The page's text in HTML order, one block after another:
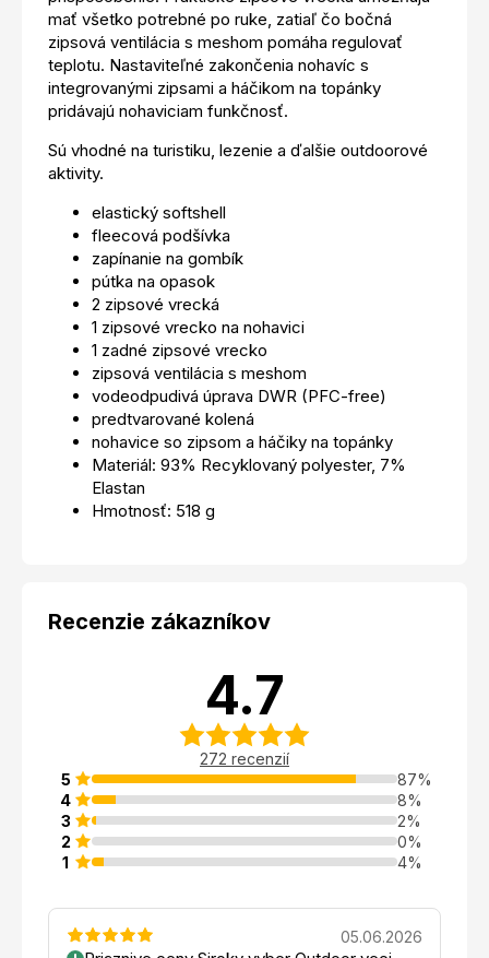
mať všetko potrebné po ruke, zatiaľ čo bočná
zipsová ventilácia s meshom pomáha regulovať
teplotu. Nastaviteľné zakončenia nohavíc s
integrovanými zipsami a háčikom na topánky
pridávajú nohaviciam funkčnosť.
Sú vhodné na turistiku, lezenie a ďalšie outdoorové
aktivity.
elastický softshell
fleecová podšívka
zapínanie na gombík
pútka na opasok
2 zipsové vrecká
1 zipsové vrecko na nohavici
1 zadné zipsové vrecko
zipsová ventilácia s meshom
vodeodpudivá úprava DWR (PFC-free)
predtvarované kolená
nohavice so zipsom a háčiky na topánky
Materiál: 93% Recyklovaný polyester, 7%
Elastan
Hmotnosť: 518 g
Recenzie zákazníkov
4.7
272 recenzií
5
87%
4
8%
3
2%
2
0%
1
4%
05.06.2026